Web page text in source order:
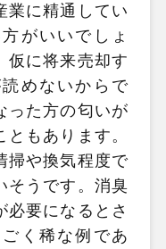
業に精通してい
がいいでしょ
仮に将来売却す
めないからで
った方の匂いが
もあります。
掃や換気程度で
そうです。消臭
必要になるとさ
く稀な例であ